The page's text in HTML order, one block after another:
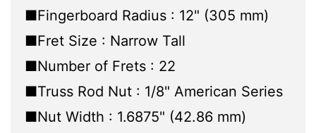
■Fingerboard Radius : 12" (305 mm)
■Fret Size : Narrow Tall
■Number of Frets : 22
■Truss Rod Nut : 1/8" American Series
■Nut Width : 1.6875" (42.86 mm)